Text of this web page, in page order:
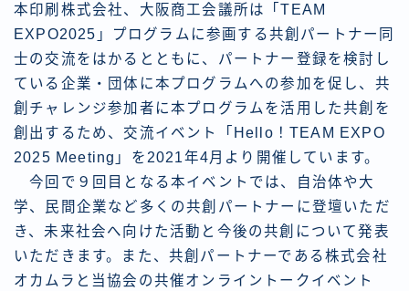
本印刷株式会社、大阪商工会議所は「TEAM
EXPO2025」プログラムに参画する共創パートナー同
士の交流をはかるとともに、パートナー登録を検討し
ている企業・団体に本プログラムへの参加を促し、共
創チャレンジ参加者に本プログラムを活用した共創を
創出するため、交流イベント「Hello！TEAM EXPO
2025 Meeting」を2021年4月より開催しています。
今回で９回目となる本イベントでは、自治体や大
学、民間企業など多くの共創パートナーに登壇いただ
き、未来社会へ向けた活動と今後の共創について発表
いただきます。また、共創パートナーである株式会社
オカムラと当協会の共催オンライントークイベント